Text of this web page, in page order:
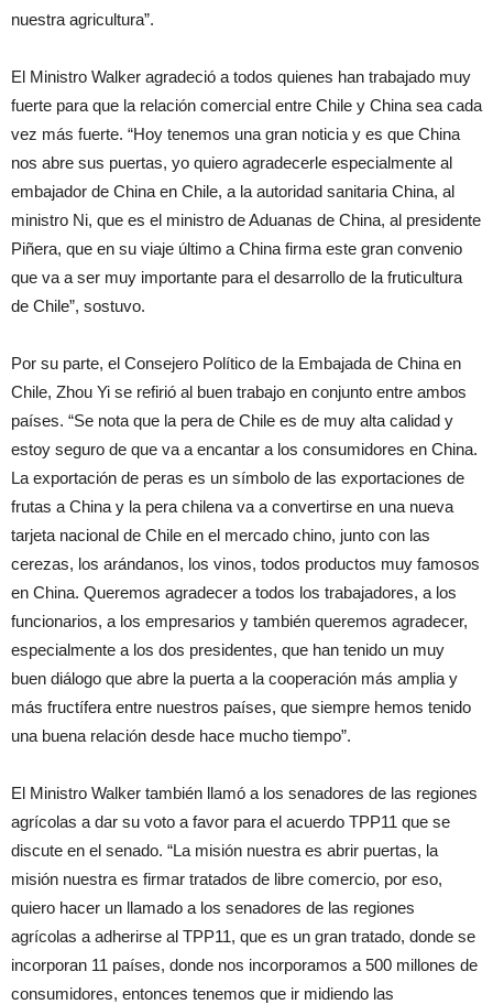
nuestra agricultura”.
El Ministro Walker agradeció a todos quienes han trabajado muy
fuerte para que la relación comercial entre Chile y China sea cada
vez más fuerte. “Hoy tenemos una gran noticia y es que China
nos abre sus puertas, yo quiero agradecerle especialmente al
embajador de China en Chile, a la autoridad sanitaria China, al
ministro Ni, que es el ministro de Aduanas de China, al presidente
Piñera, que en su viaje último a China firma este gran convenio
que va a ser muy importante para el desarrollo de la fruticultura
de Chile”, sostuvo.
Por su parte, el Consejero Político de la Embajada de China en
Chile, Zhou Yi se refirió al buen trabajo en conjunto entre ambos
países. “Se nota que la pera de Chile es de muy alta calidad y
estoy seguro de que va a encantar a los consumidores en China.
La exportación de peras es un símbolo de las exportaciones de
frutas a China y la pera chilena va a convertirse en una nueva
tarjeta nacional de Chile en el mercado chino, junto con las
cerezas, los arándanos, los vinos, todos productos muy famosos
en China. Queremos agradecer a todos los trabajadores, a los
funcionarios, a los empresarios y también queremos agradecer,
especialmente a los dos presidentes, que han tenido un muy
buen diálogo que abre la puerta a la cooperación más amplia y
más fructífera entre nuestros países, que siempre hemos tenido
una buena relación desde hace mucho tiempo”.
El Ministro Walker también llamó a los senadores de las regiones
agrícolas a dar su voto a favor para el acuerdo TPP11 que se
discute en el senado. “La misión nuestra es abrir puertas, la
misión nuestra es firmar tratados de libre comercio, por eso,
quiero hacer un llamado a los senadores de las regiones
agrícolas a adherirse al TPP11, que es un gran tratado, donde se
incorporan 11 países, donde nos incorporamos a 500 millones de
consumidores, entonces tenemos que ir midiendo las